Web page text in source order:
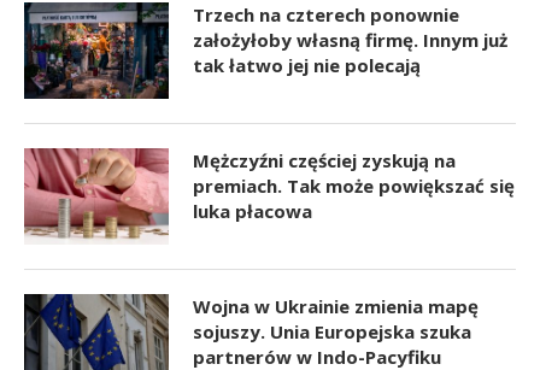
Trzech na czterech ponownie
założyłoby własną firmę. Innym już
tak łatwo jej nie polecają
Mężczyźni częściej zyskują na
premiach. Tak może powiększać się
luka płacowa
Wojna w Ukrainie zmienia mapę
sojuszy. Unia Europejska szuka
partnerów w Indo-Pacyfiku